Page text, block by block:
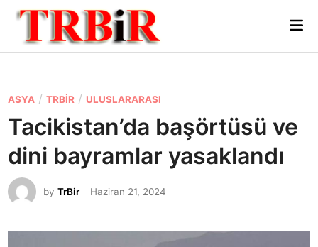
Skip
content
P
o
s
t
e
d
ASYA /TRBİR / ULUSLARARASI
Tacikistan’da başörtüsü ve
dini bayramlar yasaklandı
byTrBir Haziran 21, 2024